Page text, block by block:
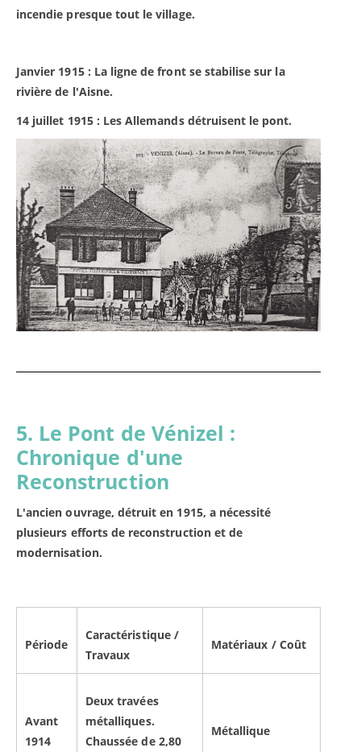
incendie presque tout le village.
Janvier 1915 : La ligne de front se stabilise sur la
rivière de l'Aisne.
14 juillet 1915 : Les Allemands détruisent le pont.
5. Le Pont de Vénizel :
Chronique d'une
Reconstruction
L'ancien ouvrage, détruit en 1915, a nécessité
plusieurs efforts de reconstruction et de
modernisation.
Période
Caractéristique /
Travaux
Matériaux / Coût
Avant
1914
Deux travées
métalliques.
Chaussée de 2,80
Métallique